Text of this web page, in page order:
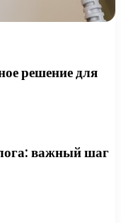
решение для
важный шаг